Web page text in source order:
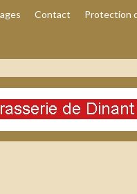
Contact Protection